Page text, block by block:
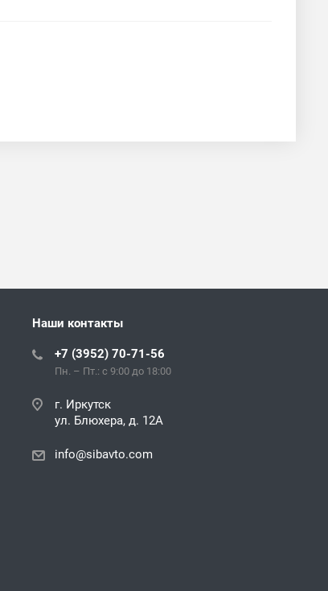
Наши контакты
+7 (3952) 70-71-56
Пн. – Пт.: с 9:00 до 18:00
г. Иркутск
ул. Блюхера, д. 12А
info@sibavto.com